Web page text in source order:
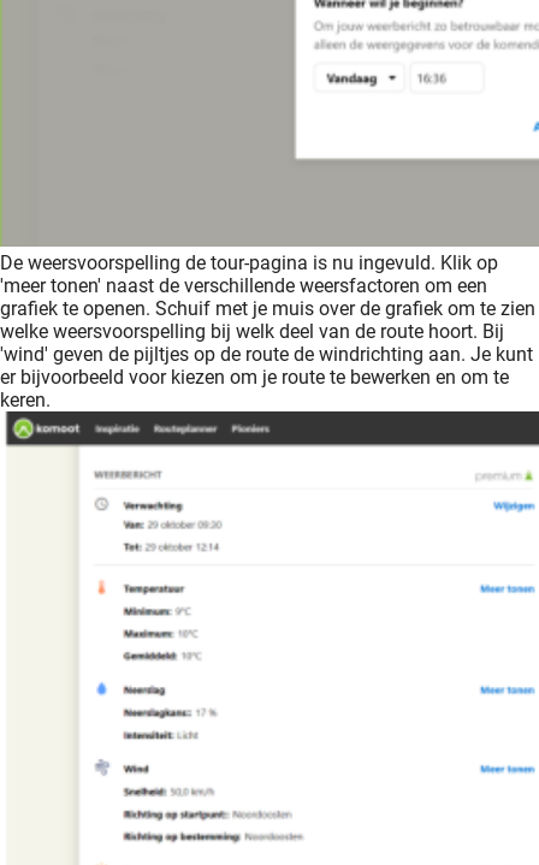
De weersvoorspelling de tour-pagina is nu ingevuld. Klik op
'meer tonen' naast de verschillende weersfactoren om een
grafiek te openen. Schuif met je muis over de grafiek om te zien
welke weersvoorspelling bij welk deel van de route hoort. Bij
'wind' geven de pijltjes op de route de windrichting aan. Je kunt
er bijvoorbeeld voor kiezen om je route te bewerken en om te
keren.